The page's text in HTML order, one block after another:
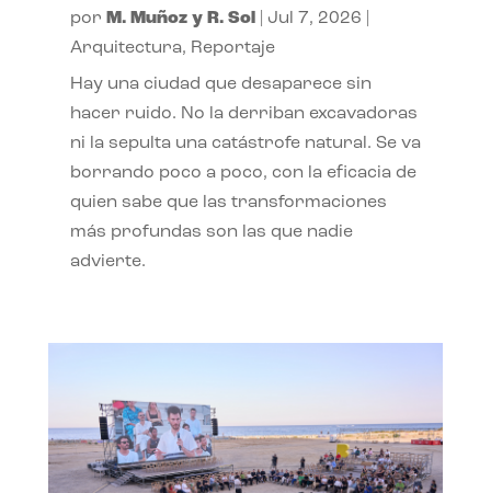
por M. Muñoz y R. Sol| Jul 7, 2026
Arquitectura, Reportaje
Hay una ciudad que desaparece sin
hacer ruido. No la derriban excavadoras
ni la sepulta una catástrofe natural. Se va
borrando poco a poco, con la eficacia de
quien sabe que las transformaciones
más profundas son las que nadie
advierte.